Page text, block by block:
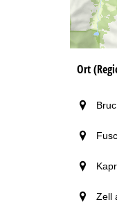
Ort
Zell